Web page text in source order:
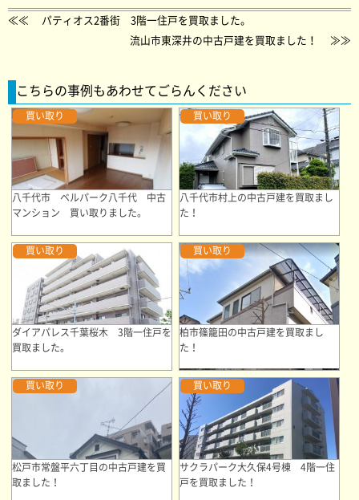
≪≪ パティオス2番街 3階一住戸を買取ました。
流山市東深井の中古戸建を買取ました！
≫≫
こちらの事例もあわせてごらんください
買い取り
八千代市 ベルパーク八千代 中古
マンション 買い取りました。
買い取り
八千代市村上の中古戸建を買取まし
た！
買い取り
ダイアパレス千葉桜木 3階一住戸を
買取ました。
買い取り
柏市篠籠田の中古戸建を買取まし
た！
買い取り
松戸市常盤平六丁目の中古戸建を買
取ました！
買い取り
サクラパーク大久保4号棟 4階一住
戸を買取ました！